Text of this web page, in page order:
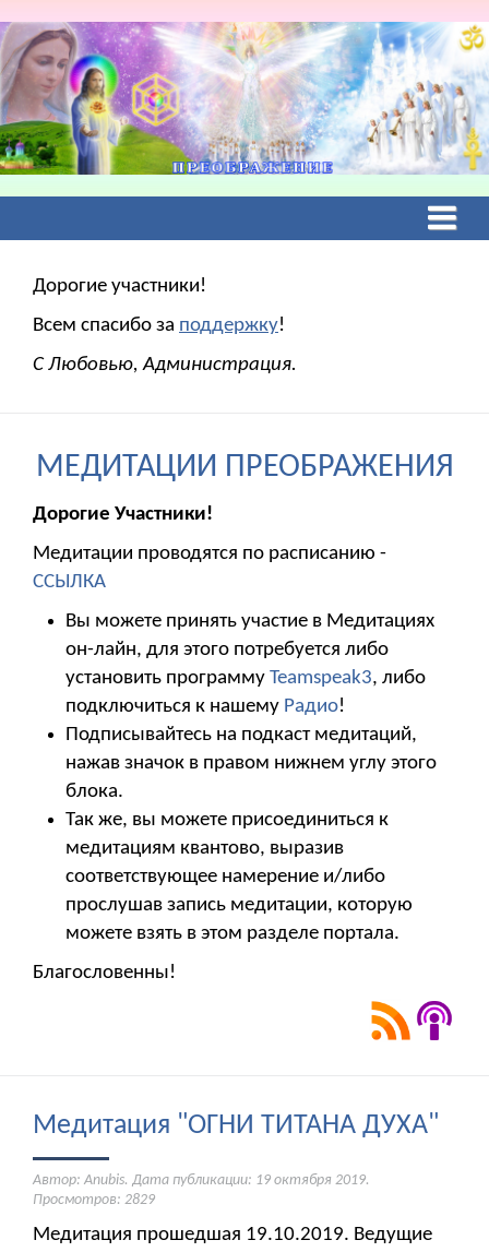
Дорогие участники!
Всем спасибо за поддержку!
С Любовью, Администрация.
МЕДИТАЦИИ ПРЕОБРАЖЕНИЯ
Дорогие Участники!
Медитации проводятся по расписанию -
ССЫЛКА
Вы можете принять участие в Медитациях
он-лайн, для этого потребуется либо
установить программу Teamspeak3, либо
подключиться к нашему Радио!
Подписывайтесь на подкаст медитаций,
нажав значок в правом нижнем углу этого
блока.
Так же, вы можете присоединиться к
медитациям квантово, выразив
соответствующее намерение и/либо
прослушав запись медитации, которую
можете взять в этом разделе портала.
Благословенны!
Медитация "ОГНИ ТИТАНА ДУХА"
Автор: Anubis. Дата публикации: 19 октября 2019.
Просмотров: 2829
Медитация прошедшая 19.10.2019. Ведущие